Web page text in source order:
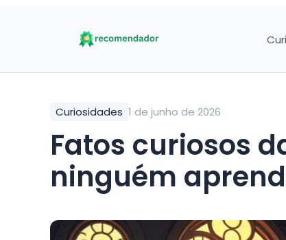
Curiosidades 1 de junho de 2026
Fatos curiosos da história que quase
ninguém